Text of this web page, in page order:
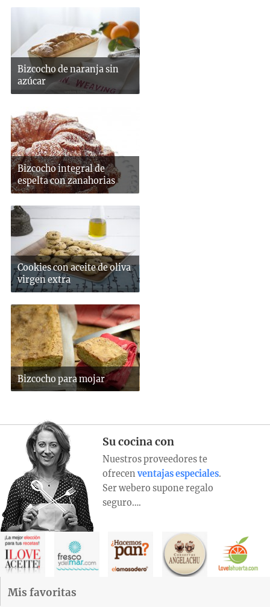
Bizcocho de naranja sin
azúcar
Bizcocho integral de
espelta con zanahorias
Cookies con aceite de oliva
virgen extra
Bizcocho para mojar
Su cocina con
Nuestros proveedores te
ofrecen ventajas especiales.
Ser webero supone regalo
seguro….
Mis favoritas